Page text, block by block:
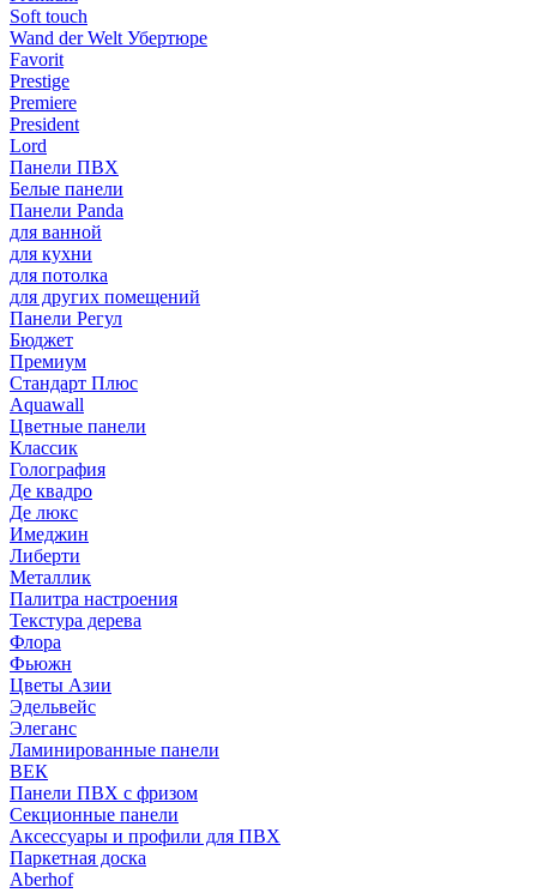
Soft touch
Wand der Welt Убертюре
Favorit
Prestige
Premiere
President
Lord
Панели ПВХ
Белые панели
Панели Panda
для ванной
для кухни
для потолка
для других помещений
Панели Регул
Бюджет
Премиум
Стандарт Плюс
Aquawall
Цветные панели
Классик
Голография
Де квадро
Де люкс
Имеджин
Либерти
Металлик
Палитра настроения
Текстура дерева
Флора
Фьюжн
Цветы Азии
Эдельвейс
Элеганс
Ламинированные панели
ВЕК
Панели ПВХ с фризом
Секционные панели
Аксессуары и профили для ПВХ
Паркетная доска
Aberhof